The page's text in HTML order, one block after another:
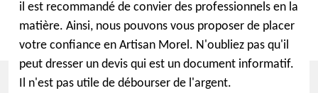
il est recommandé de convier des professionnels en la
matière. Ainsi, nous pouvons vous proposer de placer
votre confiance en Artisan Morel. N'oubliez pas qu'il
peut dresser un devis qui est un document informatif.
Il n'est pas utile de débourser de l'argent.